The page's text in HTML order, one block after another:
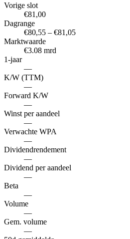
Vorige slot
€81,00
Dagrange
€80,55 – €81,05
Marktwaarde
€3.08 mrd
1-jaar
—
K/W (TTM)
—
Forward K/W
—
Winst per aandeel
—
Verwachte WPA
—
Dividendrendement
—
Dividend per aandeel
—
Beta
—
Volume
—
Gem. volume
—